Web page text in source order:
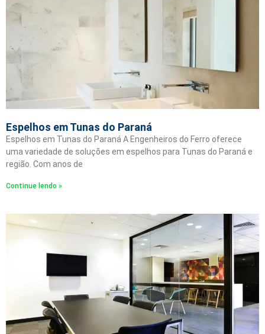
Espelhos em Tunas do Paraná
Espelhos em Tunas do Paraná A Engenheiros do Ferro oferece
uma variedade de soluções em espelhos para Tunas do Paraná e
região. Com anos de
Continue lendo »